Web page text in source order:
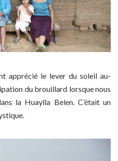
apprécié le lever du soleil au-
du brouillard lorsque nous
la Huaylla Belen. C’était un